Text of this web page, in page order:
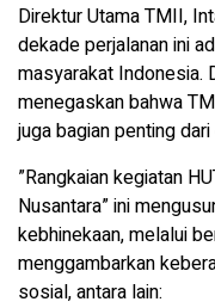
Direktur Utama TMII,
dekade perjalanan ini
masyarakat Indonesia.
menegaskan bahwa
juga bagian penting
”Rangkaian kegiatan
Nusantara” ini
kebhinekaan, melalui
menggambarkan
sosial, antara lain: